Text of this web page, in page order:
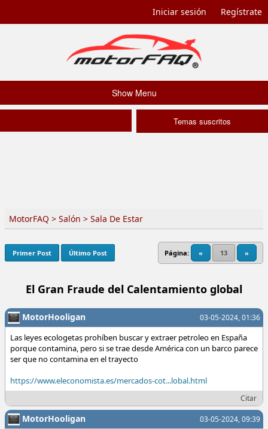
Iniciar sesión Regístrate
Show Menu
Temas suscritos
MotorFAQ > Salón > Sala De Estar
Página: « 13 »
Primer Post Último Post
El Gran Fraude del Calentamiento global
03-05-2024, 01:36
MotorHooligan
Las leyes ecologetas prohíben buscar y extraer petroleo en España
porque contamina, pero si se trae desde América con un barco parece
ser que no contamina en el trayecto
https://www.eleconomista.es/mercados-cot...lobal.html
Citar
03-05-2024, 09:39
MotorHooligan